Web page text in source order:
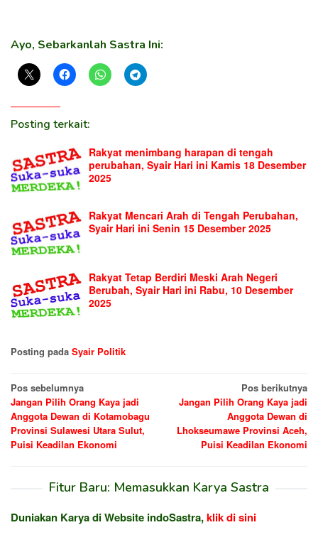
Ayo, Sebarkanlah Sastra Ini:
Posting terkait:
Rakyat menimbang harapan di tengah
perubahan, Syair Hari ini Kamis 18 Desember
2025
Rakyat Mencari Arah di Tengah Perubahan,
Syair Hari ini Senin 15 Desember 2025
Rakyat Tetap Berdiri Meski Arah Negeri
Berubah, Syair Hari ini Rabu, 10 Desember
2025
Posting pada Syair Politik
Navigasi
pos
Pos sebelumnya
Jangan Pilih Orang Kaya jadi
Anggota Dewan di Kotamobagu
Provinsi Sulawesi Utara Sulut,
Puisi Keadilan Ekonomi
Pos berikutnya
Jangan Pilih Orang Kaya jadi
Anggota Dewan di
Lhokseumawe Provinsi Aceh,
Puisi Keadilan Ekonomi
Fitur Baru: Memasukkan Karya Sastra
Duniakan Karya di Website indoSastra,klik di sini